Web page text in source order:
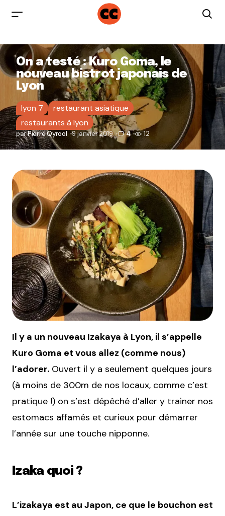
On a testé : Kuro Goma, le
nouveau bistrot japonais de
Lyon
lyon 7
restaurant asiatique
restaurants à lyon
parPierre Qyrool 9 janvier 2019 4 12
Il y a un nouveau Izakaya à Lyon, il s’appelle
Kuro Goma et vous allez (comme nous)
l’adorer. Ouvert il y a seulement quelques jours
(à moins de 300m de nos locaux, comme c’est
pratique !) on s’est dépêché d’aller y trainer nos
estomacs affamés et curieux pour démarrer
l’année sur une touche nipponne.
Izaka quoi ?
L’izakaya est au Japon, ce que le bouchon est